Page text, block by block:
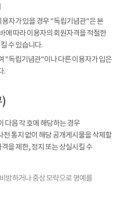
용자가 있을 경우 "독립기념관"은 본
에 따라 이용자의 회원자격을 적절한
수 있습니다.
"독립기념관"이나 다른 이용자가 입은
.
)
다음 각 호에 해당하는 경우
통지 없이 해당 공개게시물을 삭제할
을 제한, 정지 또는 상실시킬 수
방하거나 중상 모략으로 명예를